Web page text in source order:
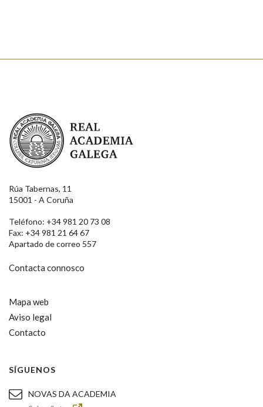
Real Academia Galega
Rúa Tabernas, 11
15001 - A Coruña
Teléfono: +34 981 20 73 08
Fax: +34 981 21 64 67
Apartado de correo 557
Contacta connosco
Mapa web
Aviso legal
Contacto
SÍGUENOS
NOVAS DA ACADEMIA